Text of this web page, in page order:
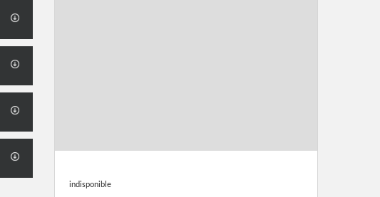
indisponible